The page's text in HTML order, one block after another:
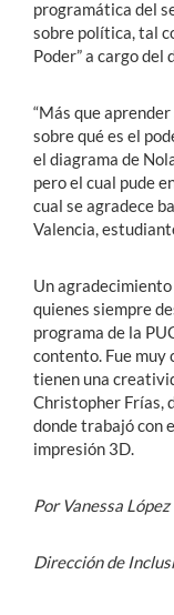
programática del
sobre política, tal
Poder” a cargo del
“Más que
sobre qué es el
el diagrama de
pero el cual pude
cual se agradece
Valencia,
Un
quienes siempre
programa de la
contento. Fue muy
tienen una
Christopher Frías,
donde trabajó con
impresión 3D.
Por Vanessa López
Dirección de